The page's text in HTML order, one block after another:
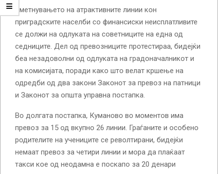
Вметнувањето на атрактивните линии кон
приградските населби со финансиски неисплатливите
се должи на одлуката на советниците на една од
седниците. Дел од превозниците протестираа, бидејќи
беа незадоволни од одлуката на градоначалникот и
на комисијата, поради како што велат кршење на
одредби од два закони Законот за превоз на патници
и Законот за општа управна постапка.
Во долгата постапка, Куманово во моментов има
превоз за 15 од вкупно 26 линии. Граѓаните и особено
родителите на учениците се револтирани, бидејќи
немаат превоз за четири линии и мора да плаќаат
такси кое од неодамна е поскапо за 20 денари